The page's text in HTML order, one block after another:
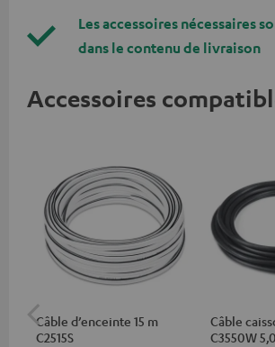
Les accessoires nécessaires
dans le contenu de livraison
Accessoires
Câble d’enceinte 15 m
C2515S
Câble
C3550W